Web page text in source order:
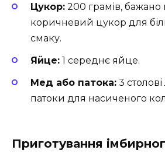
Цукор: 200 грамів, бажано
коричневий цукор для
смаку.
Яйце: 1 середнє яйце.
Мед або патока: 3
патоки для насиченого
Приготування